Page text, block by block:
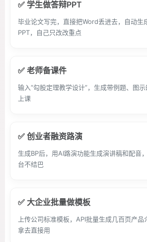
✅ 学生做答辩PPT
毕业论文写完，直接把Word丢进去，自动生
PPT，自己只改改重点
✅ 老师备课件
输入“勾股定理教学设计”，生成带例题、图
上课
✅ 创业者融资路演
生成BP后，用AI路演功能生成演讲稿和配音
台不结巴
✅ 大企业批量做模板
上传公司标准模板，API批量生成几百页产品
拿去直接用